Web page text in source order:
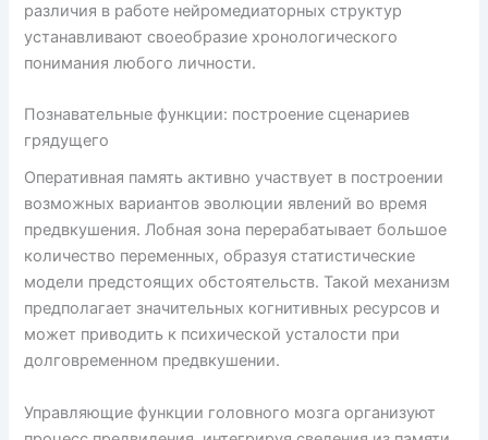
различия в работе нейромедиаторных структур
устанавливают своеобразие хронологического
понимания любого личности.
Познавательные функции: построение сценариев
грядущего
Оперативная память активно участвует в построении
возможных вариантов эволюции явлений во время
предвкушения. Лобная зона перерабатывает большое
количество переменных, образуя статистические
модели предстоящих обстоятельств. Такой механизм
предполагает значительных когнитивных ресурсов и
может приводить к психической усталости при
долговременном предвкушении.
Управляющие функции головного мозга организуют